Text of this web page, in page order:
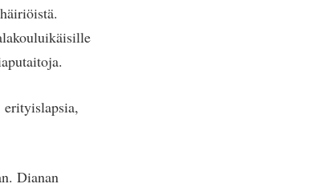
erityislapsia,
Dianan